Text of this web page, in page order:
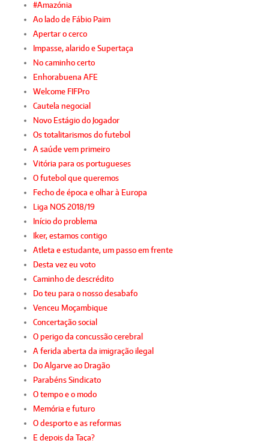
#Amazónia
Ao lado de Fábio Paim
Apertar o cerco
Impasse, alarido e Supertaça
No caminho certo
Enhorabuena AFE
Welcome FIFPro
Cautela negocial
Novo Estágio do Jogador
Os totalitarismos do futebol
A saúde vem primeiro
Vitória para os portugueses
O futebol que queremos
Fecho de época e olhar à Europa
Liga NOS 2018/19
Início do problema
Iker, estamos contigo
Atleta e estudante, um passo em frente
Desta vez eu voto
Caminho de descrédito
Do teu para o nosso desabafo
Venceu Moçambique
Concertação social
O perigo da concussão cerebral
A ferida aberta da imigração ilegal
Do Algarve ao Dragão
Parabéns Sindicato
O tempo e o modo
Memória e futuro
O desporto e as reformas
E depois da Taça?